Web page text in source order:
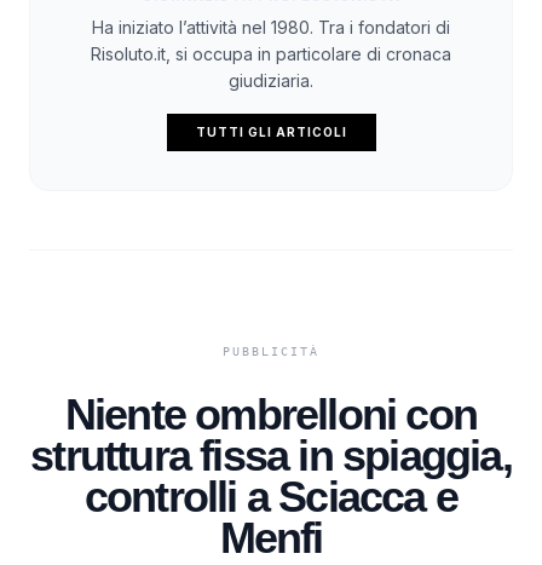
Ha iniziato l’attività nel 1980. Tra i fondatori di
Risoluto.it, si occupa in particolare di cronaca
giudiziaria.
TUTTI GLI ARTICOLI
Niente ombrelloni con
struttura fissa in spiaggia,
controlli a Sciacca e
Menfi